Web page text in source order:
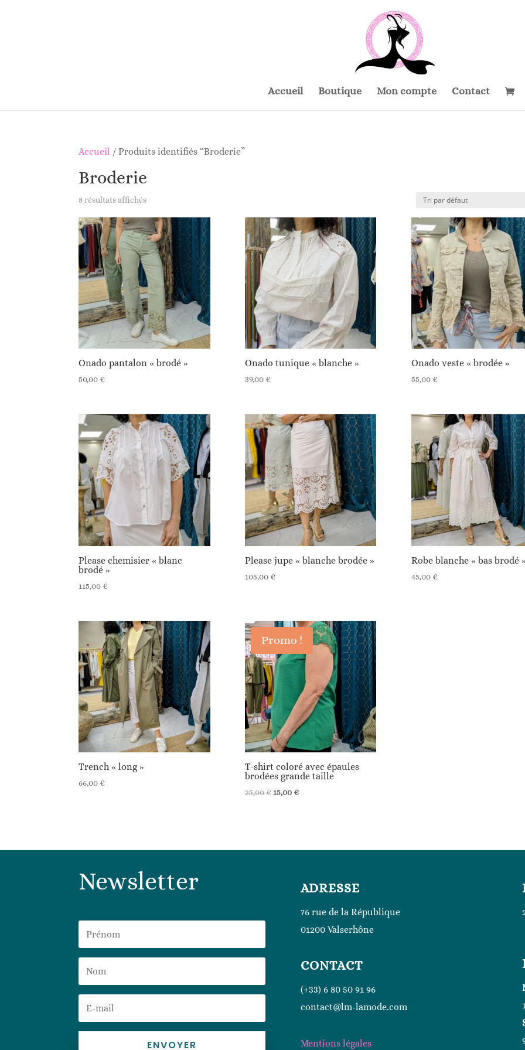
Accueil Boutique Mon compte Contact
Accueil / Produits identifiés “Broderie”
Broderie
8 résultats affichés
Onado pantalon « brodé »
50,00 €
Onado tunique « blanche »
39,00 €
Onado veste « brodée »
55,00 €
Please chemisier « blanc
brodé »
115,00 €
Please jupe « blanche brodée »
105,00 €
Robe blanche « bas brodé
45,00 €
Trench « long »
66,00 €
Promo !
T-shirt coloré avec épaules
brodées grande taille
25,00€ Le
15,00 €Le
Newsletter
ENVOYER
ADRESSE
76 rue de la République
01200 Valserhône
CONTACT
(+33) 6 80 50 91 96
contact@lm-lamode.com
Mentions légales